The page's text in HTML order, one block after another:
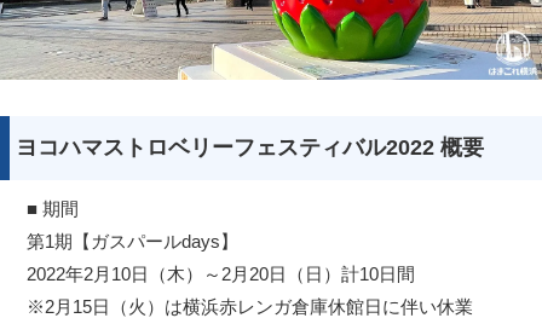
ヨコハマストロベリーフェスティバル2022 概要
■ 期間
第1期【ガスパールdays】
2022年2月10日（木）～2月20日（日）計10日間
※2月15日（火）は横浜赤レンガ倉庫休館日に伴い休業